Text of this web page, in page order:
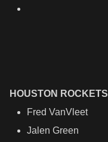
HOUSTON ROCKETS
Fred VanVleet
Jalen Green